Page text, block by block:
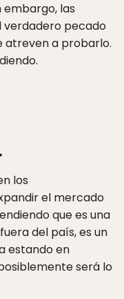
embargo, las
verdadero pecado
atreven a probarlo.
los
el mercado
que es una
del país, es un
estando en
será lo